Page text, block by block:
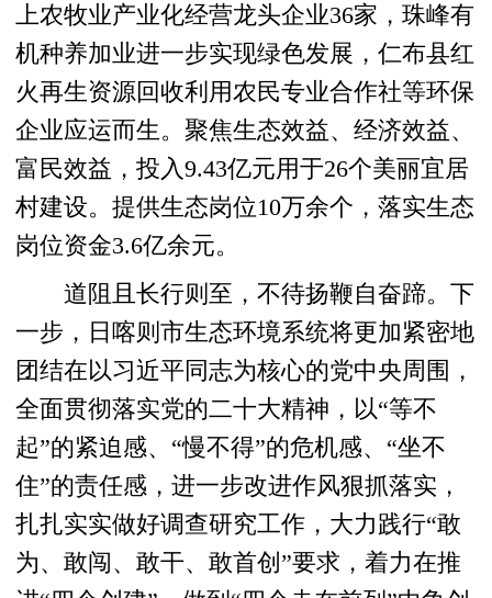
上农牧业产业化经营龙头企业36家，珠峰有
机种养加业进一步实现绿色发展，仁布县红
火再生资源回收利用农民专业合作社等环保
企业应运而生。聚焦生态效益、经济效益、
富民效益，投入9.43亿元用于26个美丽宜居
村建设。提供生态岗位10万余个，落实生态
岗位资金3.6亿余元。
道阻且长行则至，不待扬鞭自奋蹄。下
一步，日喀则市生态环境系统将更加紧密地
团结在以习近平同志为核心的党中央周围，
全面贯彻落实党的二十大精神，以“等不
起”的紧迫感、“慢不得”的危机感、“坐不
住”的责任感，进一步改进作风狠抓落实，
扎扎实实做好调查研究工作，大力践行“敢
为、敢闯、敢干、敢首创”要求，着力在推